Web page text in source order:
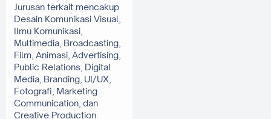
Jurusan terkait mencakup
Desain Komunikasi Visual,
Ilmu Komunikasi,
Multimedia, Broadcasting,
Film, Animasi, Advertising,
Public Relations, Digital
Media, Branding, UI/UX,
Fotografi, Marketing
Communication, dan
Creative Production.